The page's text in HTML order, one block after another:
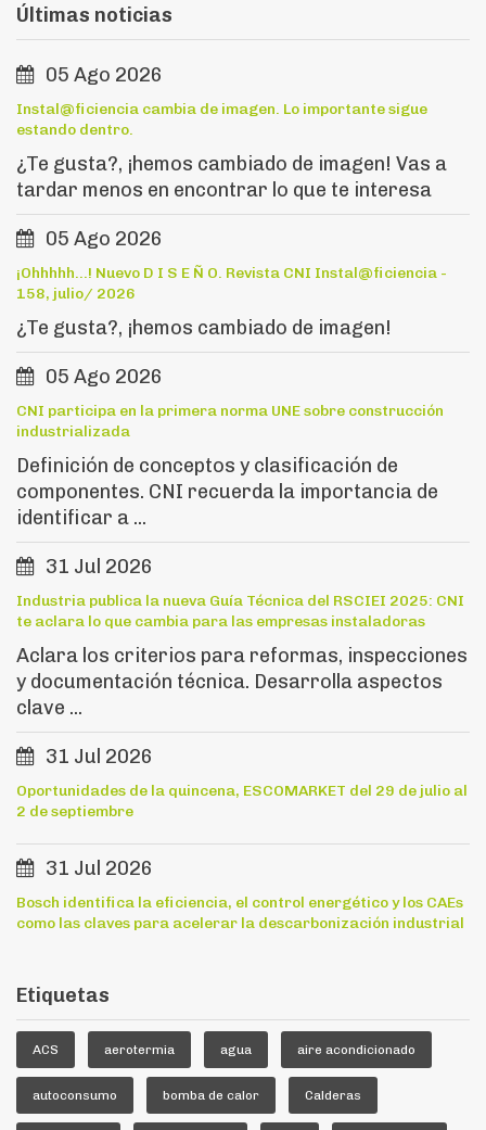
Últimas noticias
05 Ago 2026
Instal@ficiencia cambia de imagen. Lo importante sigue
estando dentro.
¿Te gusta?, ¡hemos cambiado de imagen! Vas a
tardar menos en encontrar lo que te interesa
05 Ago 2026
¡Ohhhhh...! Nuevo D I S E Ñ O. Revista CNI Instal@ficiencia -
158, julio/ 2026
¿Te gusta?, ¡hemos cambiado de imagen!
05 Ago 2026
CNI participa en la primera norma UNE sobre construcción
industrializada
Definición de conceptos y clasificación de
componentes. CNI recuerda la importancia de
identificar a ...
31 Jul 2026
Industria publica la nueva Guía Técnica del RSCIEI 2025: CNI
te aclara lo que cambia para las empresas instaladoras
Aclara los criterios para reformas, inspecciones
y documentación técnica. Desarrolla aspectos
clave ...
31 Jul 2026
Oportunidades de la quincena, ESCOMARKET del 29 de julio al
2 de septiembre
31 Jul 2026
Bosch identifica la eficiencia, el control energético y los CAEs
como las claves para acelerar la descarbonización industrial
Etiquetas
ACS aerotermia agua aire acondicionado
autoconsumo bomba de calor Calderas